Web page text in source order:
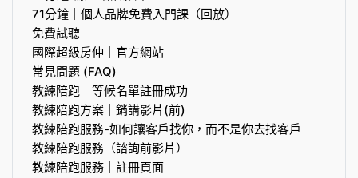
71分鐘｜個人品牌免費入門課（回放）
免費試聽
國際超級房仲｜官方網站
常見問題 (FAQ)
教練陪跑｜等候名單註冊成功
教練陪跑方案｜銷講影片(前)
教練陪跑服務-如何讓客戶找你，而不是你去找客戶
教練陪跑服務（諮詢前影片）
教練陪跑服務｜註冊頁面